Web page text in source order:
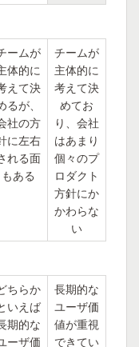
ームが
体的に
えて決
るが、
社の方
に左右
れる面
もある
チームが
主体的に
考えて決
めてお
り、会社
はあまり
個々のプ
ロダクト
方針にか
かわらな
い
ちらか
いえば
期的な
ーザ価
長期的な
ユーザ価
値が重視
できてい